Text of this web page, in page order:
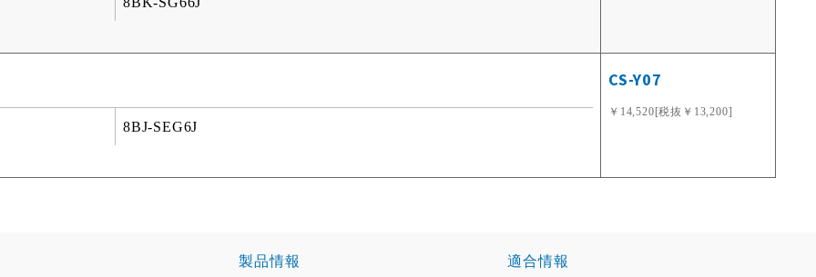
8BJ-SEG6J
CS-Y07
￥14,520[税抜￥13,200]
製品情報 適合情報